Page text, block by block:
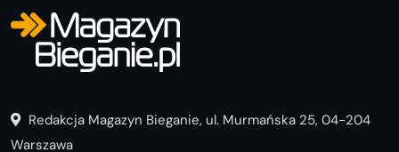
Redakcja Magazyn Bieganie, ul. Murmańska 25, 04-204
Warszawa